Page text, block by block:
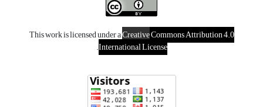
This work is licensed under aCreativeCommons Attribution 4.0
International License
.